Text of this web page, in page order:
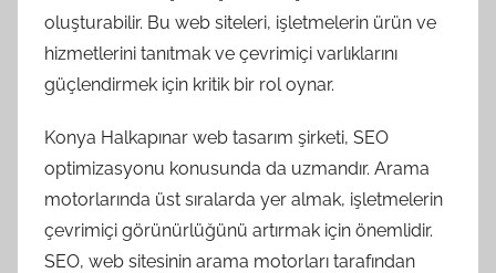
oluşturabilir. Bu web siteleri, işletmelerin ürün ve
hizmetlerini tanıtmak ve çevrimiçi varlıklarını
güçlendirmek için kritik bir rol oynar.
Konya Halkapınar web tasarım şirketi, SEO
optimizasyonu konusunda da uzmandır. Arama
motorlarında üst sıralarda yer almak, işletmelerin
çevrimiçi görünürlüğünü artırmak için önemlidir.
SEO, web sitesinin arama motorları tarafından